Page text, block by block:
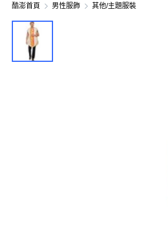
酷澎首頁 男性服飾 其他/主題服裝